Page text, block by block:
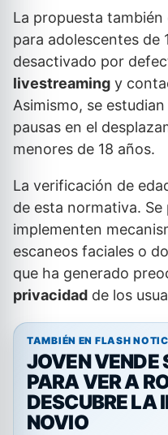
La propuesta
para adolescentes de
desactivado por
livestreaming y
Asimismo, se
pausas en el
menores de 18 años.
La verificación de
de esta normativa.
implementen
escaneos faciales o
que ha generado
privacidad de los
TAMBIÉN EN FLASH
JOVEN VENDE
PARA VER A
DESCUBRE LA
NOVIO